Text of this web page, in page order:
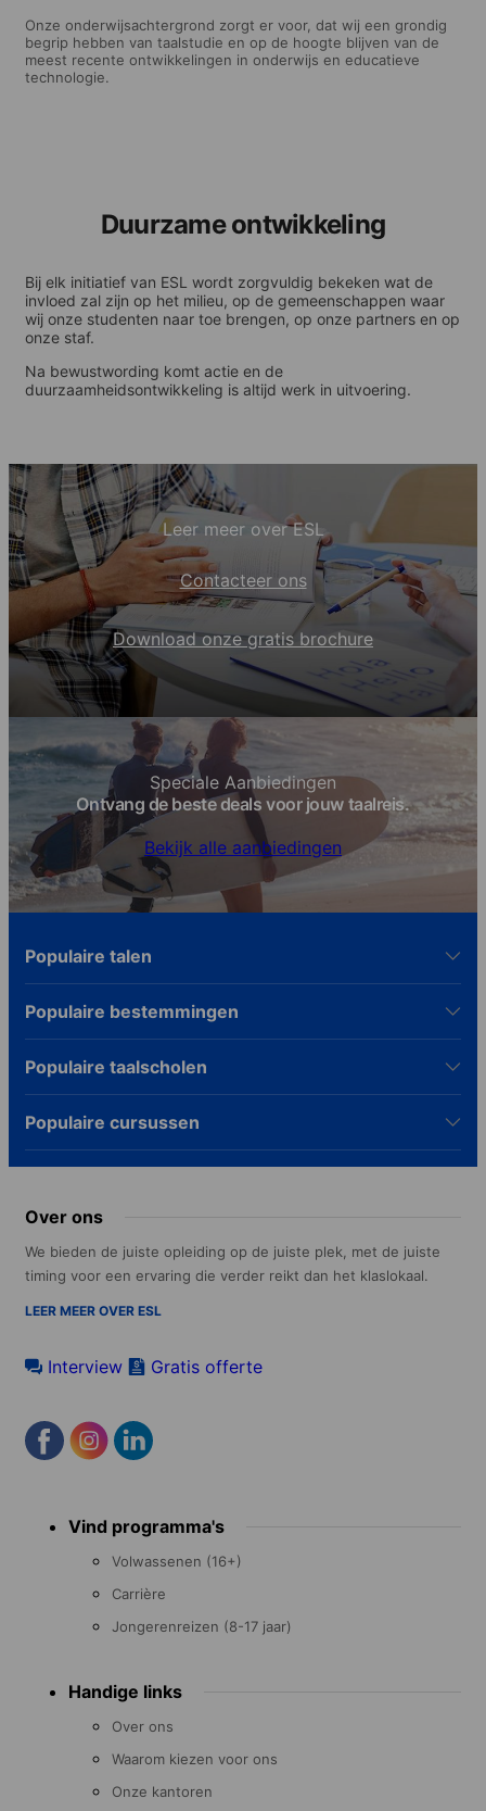
Onze onderwijsachtergrond zorgt er voor, dat wij een grondig
begrip hebben van taalstudie en op de hoogte blijven van de
meest recente ontwikkelingen in onderwijs en educatieve
technologie.
Duurzame ontwikkeling
Bij elk initiatief van ESL wordt zorgvuldig bekeken wat de
invloed zal zijn op het milieu, op de gemeenschappen waar
wij onze studenten naar toe brengen, op onze partners en op
onze staf.
Na bewustwording komt actie en de
duurzaamheidsontwikkeling is altijd werk in uitvoering.
Leer meer over ESL
Contacteer ons
Download onze gratis brochure
Speciale Aanbiedingen
Ontvang de beste deals voor jouw taalreis.
Bekijk alle aanbiedingen
Populaire talen
Populaire bestemmingen
Populaire taalscholen
Populaire cursussen
Over ons
We bieden de juiste opleiding op de juiste plek, met de juiste
timing voor een ervaring die verder reikt dan het klaslokaal.
LEER MEER OVER ESL
Interview Gratis offerte
menuVind programma's
Volwassenen (16+)
Carrière
Jongerenreizen (8-17 jaar)
Handige links
Over ons
Waarom kiezen voor ons
Onze kantoren